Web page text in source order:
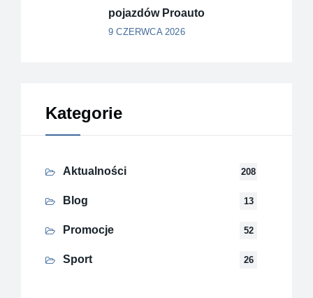
pojazdów Proauto
9 CZERWCA 2026
Kategorie
Aktualności 208
Blog 13
Promocje 52
Sport 26